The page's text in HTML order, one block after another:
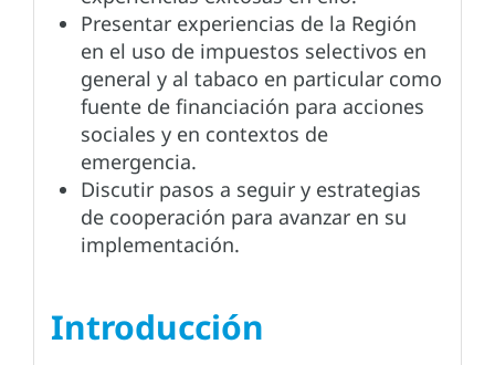
Presentar experiencias de la Región
en el uso de impuestos selectivos en
general y al tabaco en particular como
fuente de financiación para acciones
sociales y en contextos de
emergencia.
Discutir pasos a seguir y estrategias
de cooperación para avanzar en su
implementación.
Introducción